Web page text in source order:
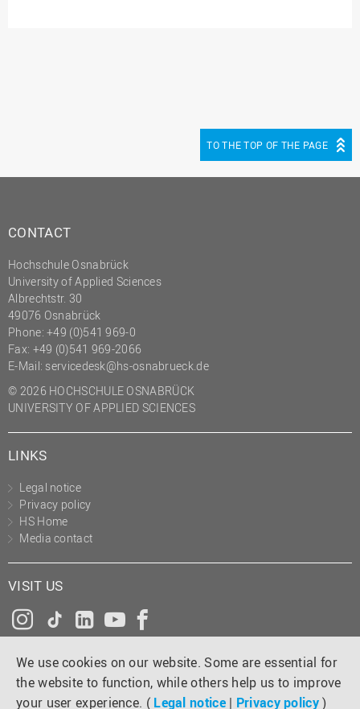
We use cookies on our website. Some are essential for
the website to function, while others help us to improve
your user experience. ( Legal notice | Privacy policy)
Personalrat
Präsidialbüro
Professional School
Projekte des Präsidiums
Projektmanagement Office
(PMO)
Prozessmanagement
Recht
Studium und Lehre
Transfer- und
Innovationsmanagement
TO THE TOP OF THE PAGE
CONTACT
Hochschule Osnabrück
University of Applied Sciences
Albrechtstr. 30
49076 Osnabrück
Phone: +49 (0)541 969-0
Fax: +49 (0)541 969-2066
E-Mail: servicedesk@hs-osnabrueck.de
© 2026 HOCHSCHULE OSNABRÜCK
UNIVERSITY OF APPLIED SCIENCES
LINKS
Legal notice
Privacy policy
HS Home
Media contact
VISIT US
Instagram
Tiktok
LinkedInYouTube